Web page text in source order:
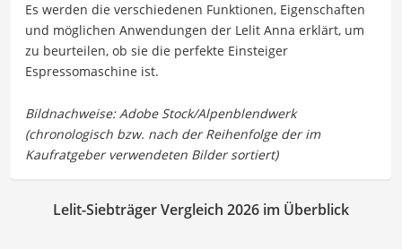
Es werden die verschiedenen Funktionen, Eigenschaften
und möglichen Anwendungen der Lelit Anna erklärt, um
zu beurteilen, ob sie die perfekte Einsteiger
Espressomaschine ist.
Lelit-Siebträger Vergleich 2026 im Überblick